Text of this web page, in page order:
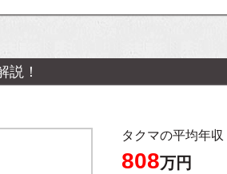
説！
タクマの平均年収
808万円